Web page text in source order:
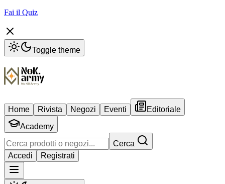
Fai il Quiz
Toggle theme
Home Rivista Negozi Eventi
Editoriale
Academy
Cerca
Accedi
Registrati